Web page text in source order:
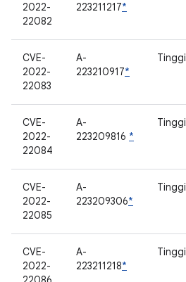
2022-
22082
223211217*
CVE-
2022-
22083
A-
223210917*
Tinggi
CVE-
2022-
22084
A-
223209816 *
Tinggi
CVE-
2022-
22085
A-
223209306*
Tinggi
CVE-
2022-
A-
223211218*
Tinggi